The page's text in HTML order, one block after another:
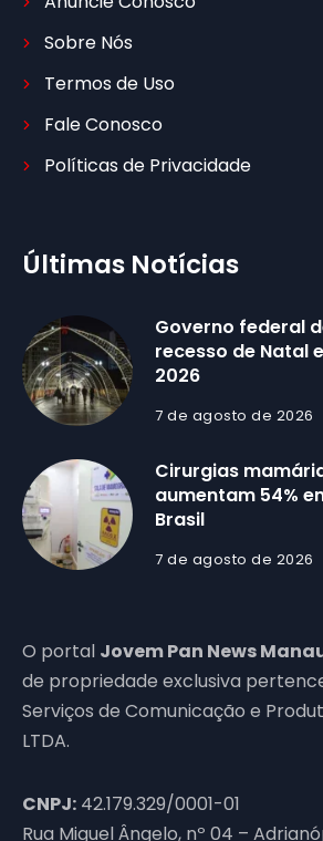
Sobre Nós
Termos de Uso
Fale Conosco
Políticas de Privacidade
Últimas Notícias
Governo federal
recesso de Natal
2026
7 de agosto de 2026
Cirurgias
aumentam 54%
Brasil
7 de agosto de 2026
O portal Jovem Pan News
de propriedade exclusiva
Serviços de Comunicação e
LTDA.
CNPJ: 42.179.329/0001-01
Rua Miguel Ângelo, nº 04 –